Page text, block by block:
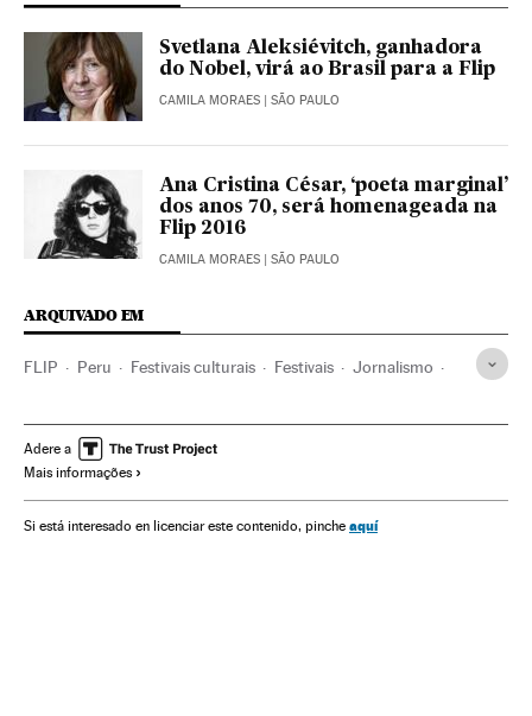
Svetlana Aleksiévitch, ganhadora
do Nobel, virá ao Brasil para a Flip
CAMILA MORAES | SÃO PAULO
Ana Cristina César, ‘poeta marginal’
dos anos 70, será homenageada na
Flip 2016
CAMILA MORAES | SÃO PAULO
ARQUIVADO EM
FLIP Peru Festivais culturais Festivais Jornalismo
América Latina Cultura
Comunicação
Adere a
Mais informações
Si está interesado en licenciar este contenido, pinche aquí